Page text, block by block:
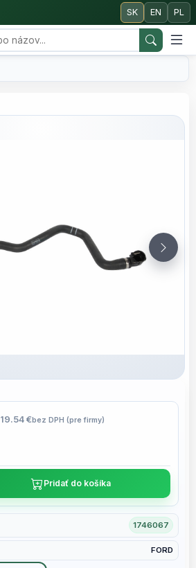
SK EN PL
1746067
FORD
19.54 €bez DPH (pre firmy)
Pridať do košíka